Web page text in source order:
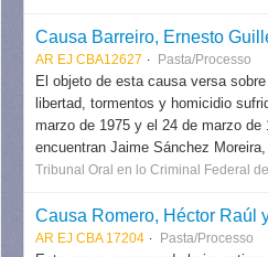
AR EJ CBA12627 Pasta/Processo
El objeto de esta causa versa
libertad, tormentos y homicidio
marzo de 1975 y el 24 de marzo
encuentran Jaime Sánchez
Tribunal Oral en lo Criminal Federal
Causa Romero, Héctor Raúl
AR EJ CBA 17204 Pasta/Processo